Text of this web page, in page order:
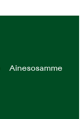
Ainesosamme